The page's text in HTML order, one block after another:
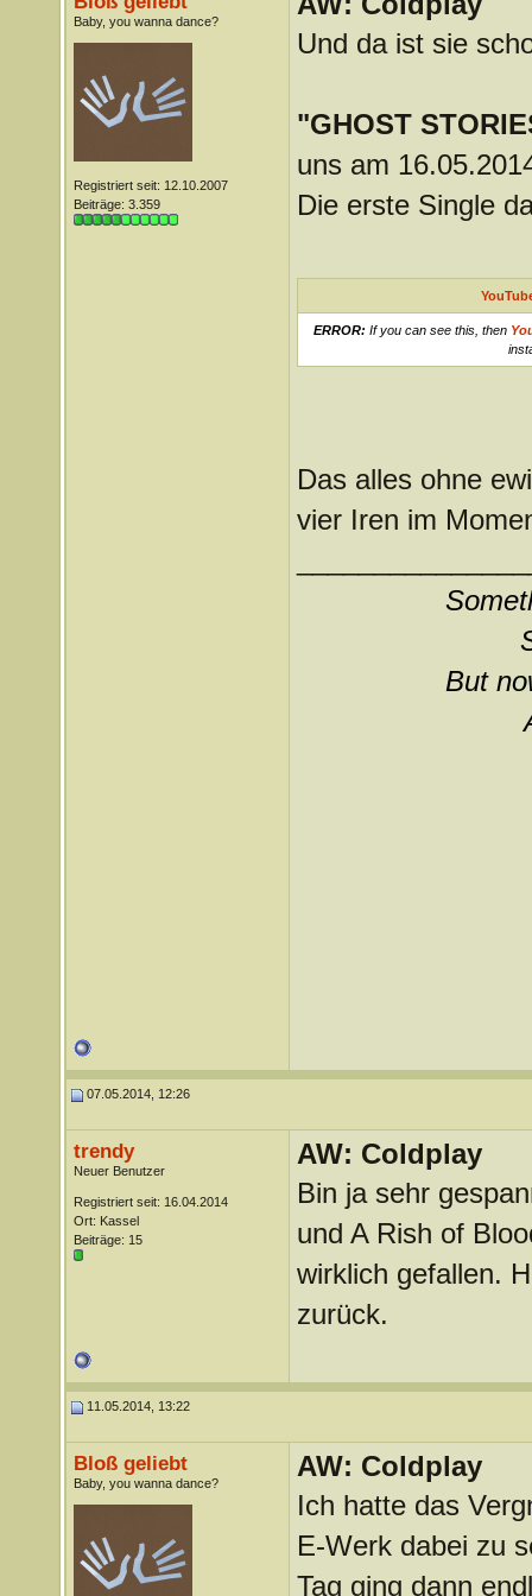
Baby, you wanna dance?
Registriert seit: 12.10.2007
Beiträge: 3.359
Und da ist sie
"GHOST
uns am
Die erste Single
ERROR: If you can see this, then
Das alles ohne
vier Iren im
But
07.05.2014, 12:26
trendy
Neuer Benutzer
Registriert seit: 16.04.2014
Ort: Kassel
Beiträge: 15
AW: Coldplay
Bin ja sehr
und A Rish of
wirklich gefallen.
zurück.
11.05.2014, 13:22
Bloß geliebt
Baby, you wanna dance?
AW: Coldplay
Ich hatte das
E-Werk dabei zu
Tag ging dann